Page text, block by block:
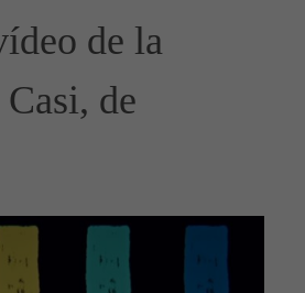
de la
de